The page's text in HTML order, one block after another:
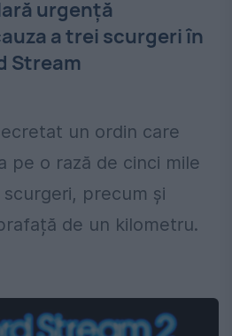
urgență
a trei scurgeri în
Stream
un ordin care
pe o rază de cinci mile
precum și
de un kilometru.